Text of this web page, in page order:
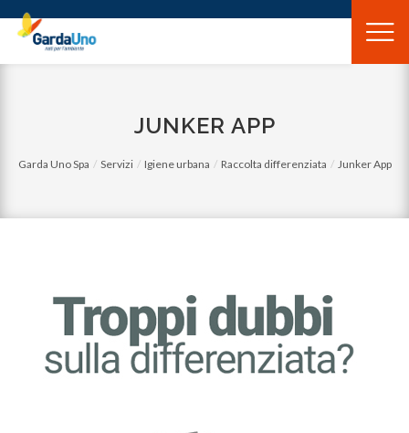
Gardauno
Spa
JUNKER APP
Garda Uno Spa Servizi Igiene urbana Raccolta differenziata Junker App